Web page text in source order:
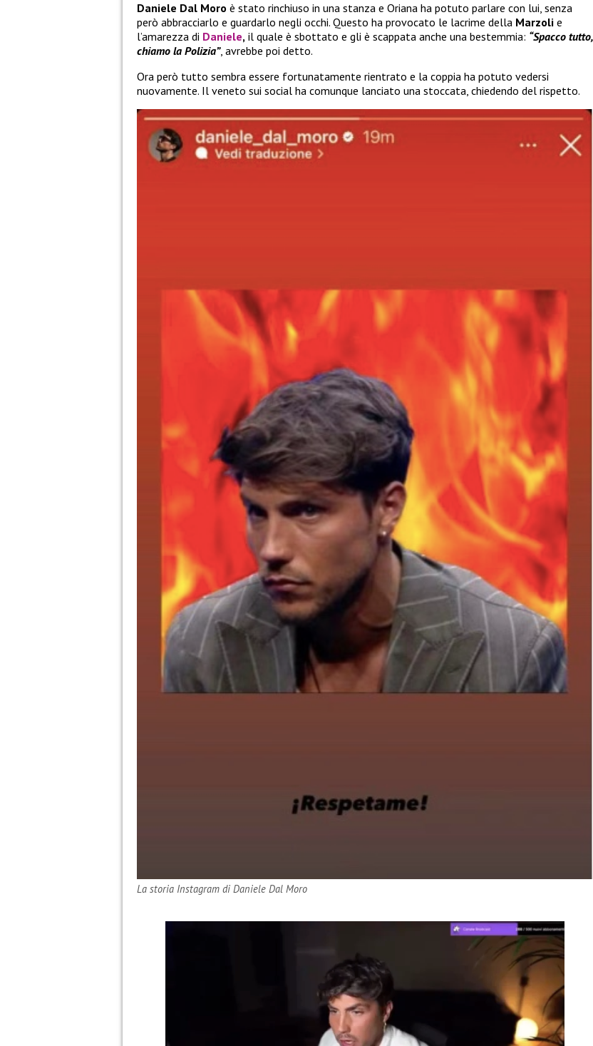
Daniele Dal Moro è stato rinchiuso in una stanza e Oriana ha potuto parlare con lui, senza
però abbracciarlo e guardarlo negli occhi. Questo ha provocato le lacrime della Marzoli e
l’amarezza di Daniele, il quale è sbottato e gli è scappata anche una bestemmia: “Spacco tutto,
chiamo la Polizia”, avrebbe poi detto.
Ora però tutto sembra essere fortunatamente rientrato e la coppia ha potuto vedersi
nuovamente. Il veneto sui social ha comunque lanciato una stoccata, chiedendo del rispetto.
La storia Instagram di Daniele Dal Moro